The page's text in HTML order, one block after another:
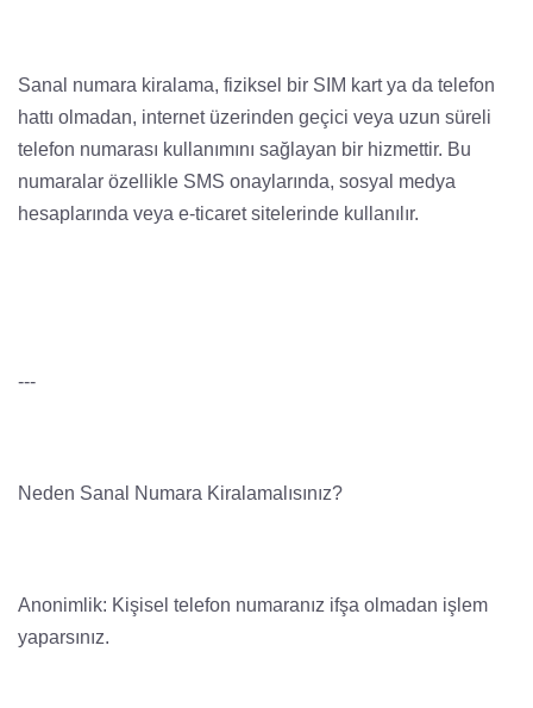
Sanal numara kiralama, fiziksel bir SIM kart ya da telefon
hattı olmadan, internet üzerinden geçici veya uzun süreli
telefon numarası kullanımını sağlayan bir hizmettir. Bu
numaralar özellikle SMS onaylarında, sosyal medya
hesaplarında veya e-ticaret sitelerinde kullanılır.
---
Neden Sanal Numara Kiralamalısınız?
Anonimlik: Kişisel telefon numaranız ifşa olmadan işlem
yaparsınız.